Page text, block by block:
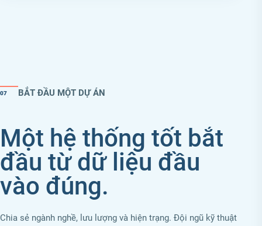
07 BẮT ĐẦU MỘT DỰ ÁN
Một hệ thống tốt bắt
đầu từ dữ liệu đầu
vào đúng.
Chia sẻ ngành nghề, lưu lượng và hiện trạng. Đội ngũ kỹ thuật